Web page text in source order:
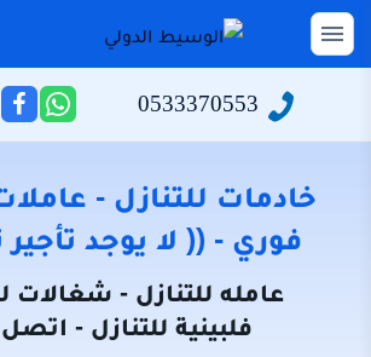
التجاوز
إلى
القائمة
الرئيسية
سياسة
الخصوصية
نحن
0533370553
عبر
خادمات للتنازل -
فوري - (( لا يوجد تأجير
عامله للتنازل - شغالات
فلبينية للتنازل -